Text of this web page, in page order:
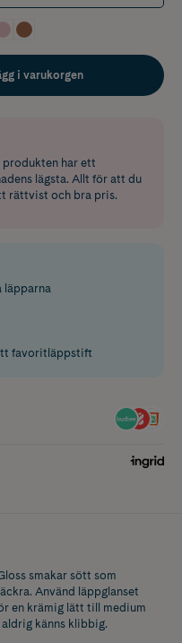
i varukorgen
produkten har ett
lägsta. Allt för att du
rättvist och bra pris.
läpparna
favoritläppstift
smakar sött som
Använd läppglanset
en krämig lätt till medium
känns klibbig.